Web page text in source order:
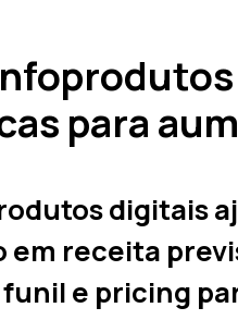
para
digitais
receita
e pricing